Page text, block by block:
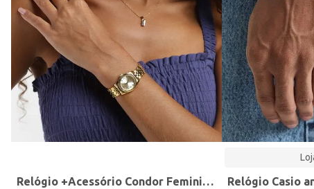
Modelo
Relógio +Acessório Condor Feminino DOURADO